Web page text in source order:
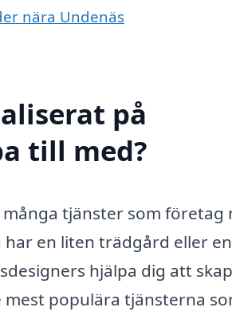
nära Undenäs
på
till med?
tjänster som företag
en liten trädgård eller
hjälpa dig att
populära tjänsterna